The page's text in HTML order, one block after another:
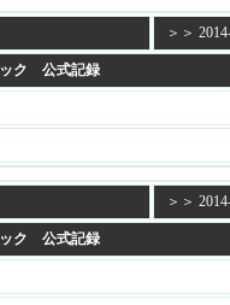
＞＞
ク 公式記録
＞＞
ク 公式記録